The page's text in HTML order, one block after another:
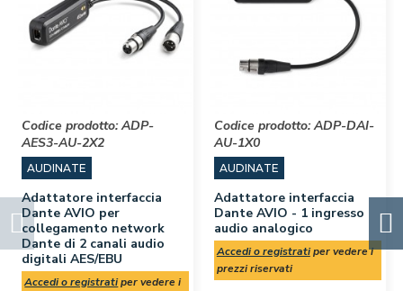
Codice prodotto:ADP-
AES3-AU-2X2
AUDINATE
Adattatore interfaccia
Dante AVIO per
collegamento network
Dante di 2 canali audio
digitali AES/EBU
Accedi o registratiper vedere i
Codice prodotto:ADP-DAI-
AU-1X0
AUDINATE
Adattatore interfaccia
Dante AVIO - 1 ingresso
audio analogico
Accedi o registratiper vedere i
prezzi riservati